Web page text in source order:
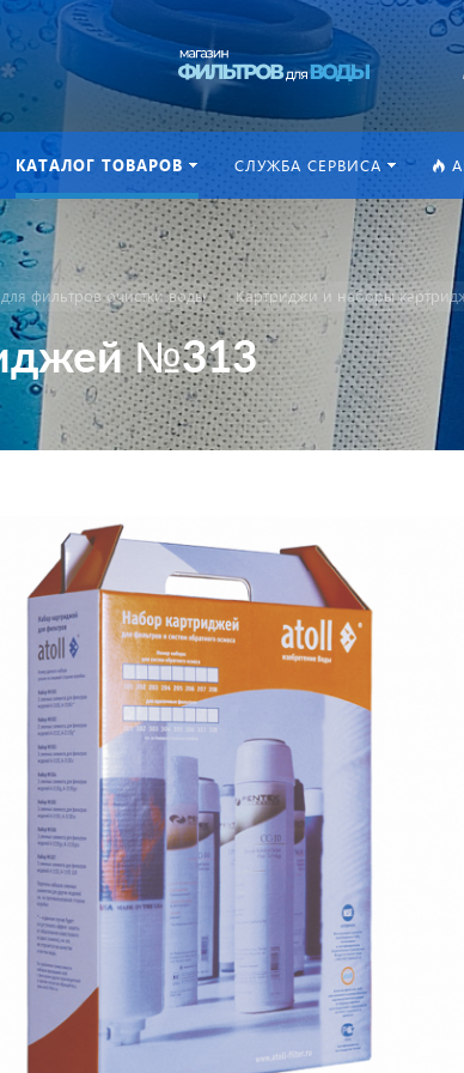
КАТАЛОГ ТОВАРОВ СЛУЖБА СЕРВИСА
фильтров очистки воды Картриджи и наборы
№313